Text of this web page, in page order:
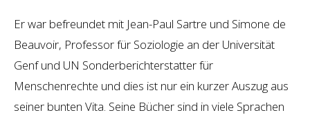
UNTERWEGS
MEDIEN
LINKS
Er war befreundet mit Jean-Paul Sartre und Simone de
Beauvoir, Professor für Soziologie an der Universität
Genf und UN Sonderberichterstatter für
Menschenrechte und dies ist nur ein kurzer Auszug aus
seiner bunten Vita. Seine Bücher sind in viele Sprachen